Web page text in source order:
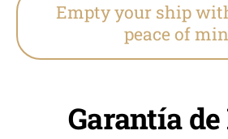
Empty your ship
peace of
Garantía